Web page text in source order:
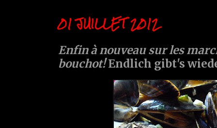
01 JUILLET 2012
Enfin à nouveau sur les
bouchot!Endlich gibt's